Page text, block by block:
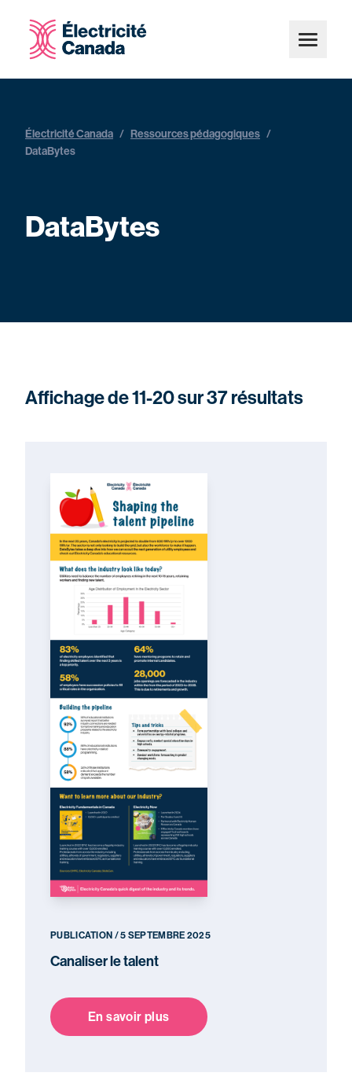
Électricité Canada / Ressources pédagogiques /
DataBytes
DataBytes
Affichage de 11-20 sur 37 résultats
PUBLICATION / 5 SEPTEMBRE 2025
Canaliser le talent
En savoir plus